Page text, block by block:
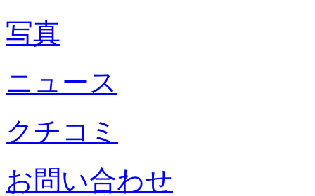
写真
ニュース
クチコミ
お問い合わせ